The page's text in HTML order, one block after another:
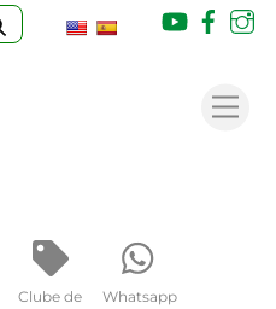
Clube de
Whatsapp
Youtube